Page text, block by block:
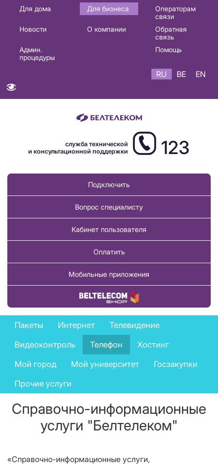
Основная
навигация
Для дома Для бизнеса
Операторам
связи
Новости
О компании
Обратная
связь
Админ.
процедуры
Помощь
RU BE EN
служба технической
и консультационной поддержки
123
Подключить
Вопрос специалисту
Кабинет пользователя
Оплатить
Мобильные приложения
Купить товар
Business
services
menu
Пакеты Интернет
Телевидение
Видеоконтроль
Телефон
Хостинг
Мой город
Мой университет
Госзакупки
Прочие услуги
Справочно-информационные
услуги "Белтелеком"
«Справочно-информационные услуги,